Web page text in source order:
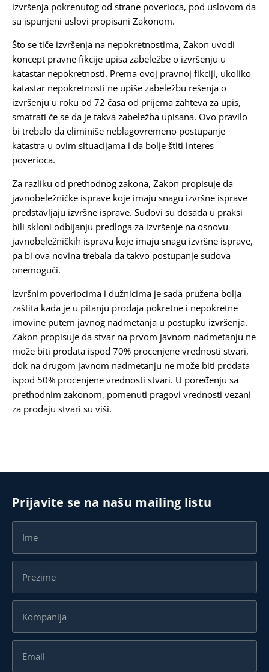
izvršenja pokrenutog od strane poverioca, pod uslovom da
su ispunjeni uslovi propisani Zakonom.
Što se tiče izvršenja na nepokretnostima, Zakon uvodi
koncept pravne fikcije upisa zabeležbe o izvršenju u
katastar nepokretnosti. Prema ovoj pravnoj fikciji, ukoliko
katastar nepokretnosti ne upiše zabeležbu rešenja o
izvršenju u roku od 72 časa od prijema zahteva za upis,
smatrati će se da je takva zabeležba upisana. Ovo pravilo
bi trebalo da eliminiše neblagovremeno postupanje
katastra u ovim situacijama i da bolje štiti interes
poverioca.
Za razliku od prethodnog zakona, Zakon propisuje da
javnobeležničke isprave koje imaju snagu izvršne isprave
predstavljaju izvršne isprave. Sudovi su dosada u praksi
bili skloni odbijanju predloga za izvršenje na osnovu
javnobeležničkih isprava koje imaju snagu izvršne isprave,
pa bi ova novina trebala da takvo postupanje sudova
onemogući.
Izvršnim poveriocima i dužnicima je sada pružena bolja
zaštita kada je u pitanju prodaja pokretne i nepokretne
imovine putem javnog nadmetanja u postupku izvršenja.
Zakon propisuje da stvar na prvom javnom nadmetanju ne
može biti prodata ispod 70% procenjene vrednosti stvari,
dok na drugom javnom nadmetanju ne može biti prodata
ispod 50% procenjene vrednosti stvari. U poređenju sa
prethodnim zakonom, pomenuti pragovi vrednosti vezani
za prodaju stvari su viši.
Prijavite se na našu mailing listu